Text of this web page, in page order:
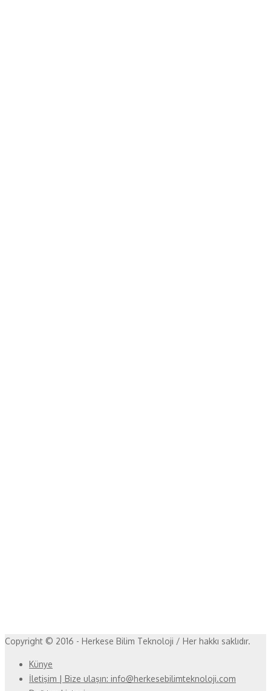
Copyright © 2016 - Herkese Bilim Teknoloji / Her hakkı saklıdır.
Künye
İletişim | Bize ulaşın: info@herkesebilimteknoloji.com